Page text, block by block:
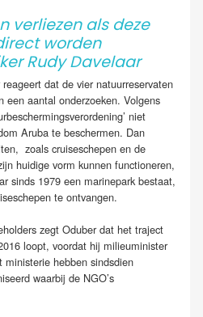
verliezen als deze
worden
Rudy Davelaar
dat de vier natuurreservaten
een aantal onderzoeken. Volgens
niet
Aruba te beschermen. Dan
zoals cruiseschepen en de
huidige vorm kunnen functioneren,
sinds 1979 een marinepark bestaat,
te ontvangen.
zegt Oduber dat het traject
loopt, voordat hij milieuminister
hebben sindsdien
waarbij de NGO’s